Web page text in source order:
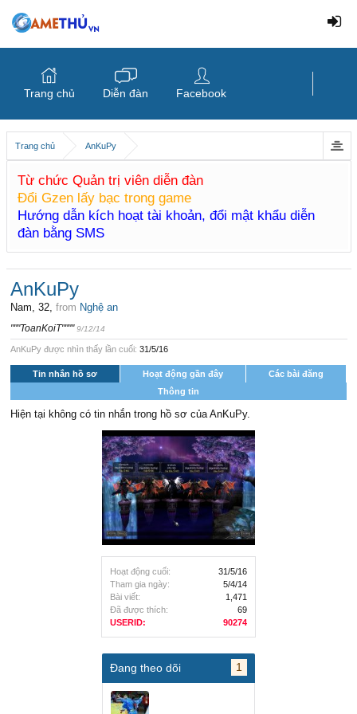
Trang chủ AnKuPy
Từ chức Quản trị viên diễn đàn
Đổi Gzen lấy bạc trong game
Hướng dẫn kích hoạt tài khoản, đổi mật khẩu diễn
đàn bằng SMS
Hoạt động cuối:
31/5/16
Tham gia ngày:
5/4/14
Bài viết:
1,471
Đã được thích:
69
USERID:
90274
Đang theo dõi 1
AnKuPy
Nam, 32, from Nghệ an
"""ToanKoiT"""" 9/12/14
AnKuPy được nhìn thấy lần cuối: 31/5/16
Tin nhắn hồ sơ Hoạt động gần đây
Các bài đăng
Thông tin
Hiện tại không có tin nhắn trong hồ sơ của AnKuPy.
Trang chủ Diễn đàn Facebook